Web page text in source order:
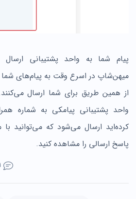
پیام شما به واحد پشتیبانی
میهن‌شاپ در اسرع وقت به پیام‌های شما
از همین طریق برای شما ارسال
واحد پشتیبانی پیامکی به شماره
کرده‌اید ارسال می‌شود که می‌توانید
پاسخ ارسالی را مشاهده کنید.
1